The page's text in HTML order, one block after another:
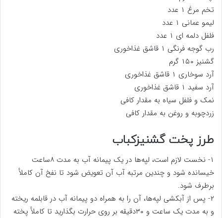
تخم مرغ ۱ عدد
لیمو عمانی ۱ عدد
فلفل دلمه ای ۱ عدد
رب گوجه فرنگی ۱ قاشق غذاخوری
گشنیز ۱۵۰ گرم
آرد سوخاری ۱ قاشق غذاخوری
آرد سفید ۱ قاشق غذاخوری
نمک و فلفل سیاه به مقدار کافی
زردچوبه و روغن به مقدار کافی
طرز پخت گشنیزکباب
۱- نخست لازم است، لپه‌ها در یک پیمانه آب به مدت ۸ساعت
خیسانده شود و چندین مرتبه آب آن تعویض شود تا نفخ آن کاملأ
برطرف شود.
۲- پس از آبکشی لپه‌ها، آن را به همراه دو پیمانه آب در قابلمه ریخته
و به مدت یک ساعت و ۳۰دقیقه بر روی حرارت بگذارید تا کاملأ پخته